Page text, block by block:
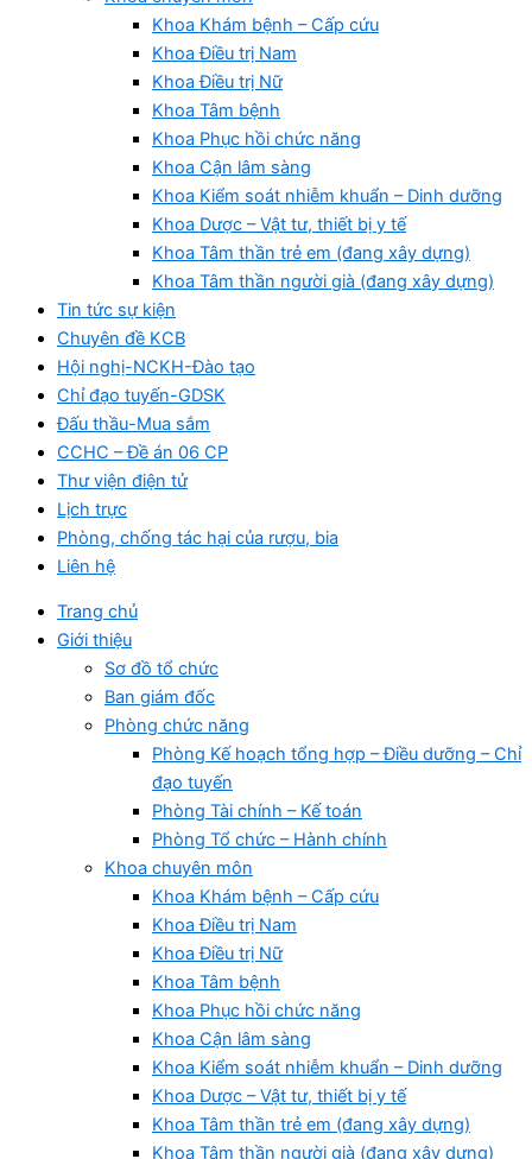
Khoa Khám bệnh – Cấp cứu
Khoa Điều trị Nam
Khoa Điều trị Nữ
Khoa Tâm bệnh
Khoa Phục hồi chức năng
Khoa Cận lâm sàng
Khoa Kiểm soát nhiễm khuẩn – Dinh dưỡng
Khoa Dược – Vật tư, thiết bị y tế
Khoa Tâm thần trẻ em (đang xây dựng)
Khoa Tâm thần người già (đang xây dựng)
Tin tức sự kiện
Chuyên đề KCB
Hội nghị-NCKH-Đào tạo
Chỉ đạo tuyến-GDSK
Đấu thầu-Mua sắm
CCHC – Đề án 06 CP
Thư viện điện tử
Lịch trực
Phòng, chống tác hại của rượu, bia
Liên hệ
Trang chủ
Giới thiệu
Sơ đồ tổ chức
Ban giám đốc
Phòng chức năng
Phòng Kế hoạch tổng hợp – Điều dưỡng – Chỉ
đạo tuyến
Phòng Tài chính – Kế toán
Phòng Tổ chức – Hành chính
Khoa chuyên môn
Khoa Khám bệnh – Cấp cứu
Khoa Điều trị Nam
Khoa Điều trị Nữ
Khoa Tâm bệnh
Khoa Phục hồi chức năng
Khoa Cận lâm sàng
Khoa Kiểm soát nhiễm khuẩn – Dinh dưỡng
Khoa Dược – Vật tư, thiết bị y tế
Khoa Tâm thần trẻ em (đang xây dựng)
Khoa Tâm thần người già (đang xây dựng)